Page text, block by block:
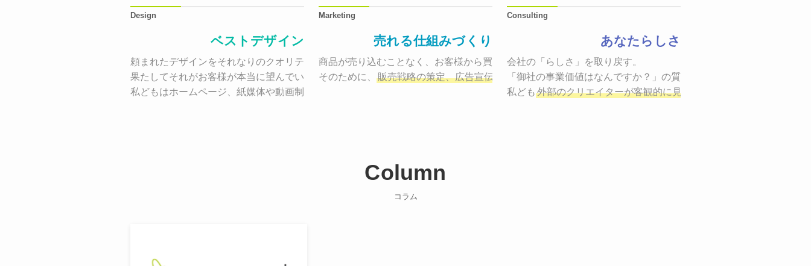
Design
ベストデザイン
頼まれたデザインをそれなりのクオリティーで作り納品する。
果たしてそれがお客様が本当に望んでいた、デザインのゴールでしょうか。
私どもはホームページ、紙媒体や動画制作まで
お客様のサービスを適した場所へ届けるために、適切な方法を企画しご提案いたします。
Marketing
売れる仕組みづくり
商品が売り込むことなく、お客様から買いたくなる状態をつくるために、適した場所へ適切なターゲットに向け
そのために、
販売戦略の策定、広告宣伝に効果検証までの一連のプロセスを考え実行・検証・修正
Consulting
あなたらしさ
会社の「らしさ」を取り戻す。
「御社の事業価値はなんですか？」の質問に答えることはできるでし
私ども 外部のクリエイターが客観的に見ながら最終的な絵を描き、
Column
コラム